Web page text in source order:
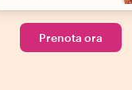
Prenota ora